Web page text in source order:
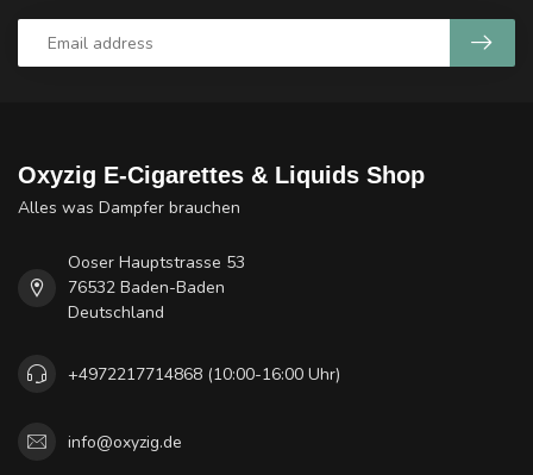
Oxyzig E-Cigarettes & Liquids Shop
Alles was Dampfer brauchen
Ooser Hauptstrasse 53
76532 Baden-Baden
Deutschland
+4972217714868 (10:00-16:00 Uhr)
info@oxyzig.de